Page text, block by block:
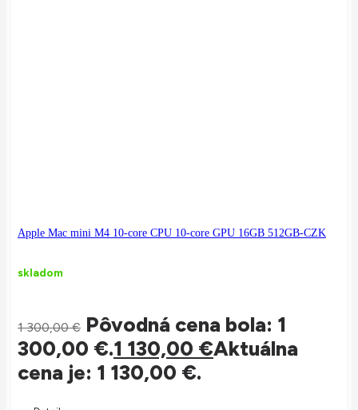
Apple Mac mini M4 10-core CPU 10-core GPU 16GB 512GB-CZK
skladom
1 300,00€ Pôvodná cena bola: 1
300,00 €.1 130,00 €Aktuálna
cena je: 1 130,00 €.